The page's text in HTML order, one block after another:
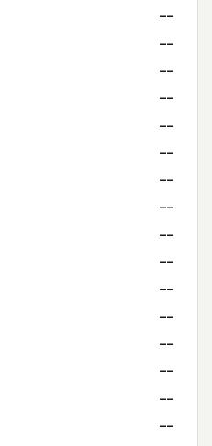
--
--
--
--
--
--
--
--
--
--
--
--
--
--
--
--